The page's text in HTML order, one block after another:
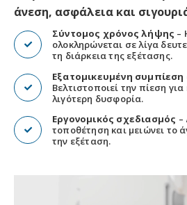
άνεση, ασφάλεια και
Σύντομος χρόνος λήψης –
ολοκληρώνεται σε λίγα
τη διάρκεια της εξέτασης.
Εξατομικευμένη συμπίεση
Βελτιστοποιεί την πίεση
λιγότερη δυσφορία.
Εργονομικός σχεδιασμός –
τοποθέτηση και μειώνει το
την εξέταση.